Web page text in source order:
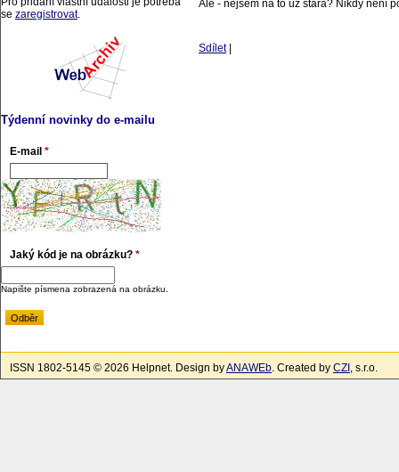
Ale - nejsem na to už stará? Nikdy není
Sdílet
se zaregistrovat.
Týdenní novinky do e-mailu
E-mail *
Jaký kód je na obrázku? *
Napište písmena zobrazená na obrázku.
ISSN 1802-5145 © 2026 Helpnet. Design byANAWEb. Created by CZI , s.r.o.